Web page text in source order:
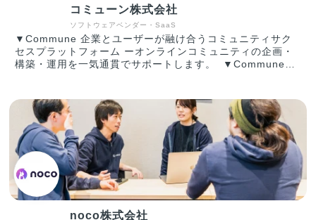
企業を創る ◆Values バクソク / ハイスタ / プロイズ
ム / カイゼン / ワンチーム ＊コーポレートサイト：
https://jinjer.co.jp/
薬、製造、卸、商社等様々な企業への導入が進んできており
ます。 【受賞歴】 ・2019年11月に、シードで3000万円の
資金調達を実施。 ・2021年7月に、プレシリーズAで1.5億
円の資金調達を実施。 ・2021年12月に、INTORO
SHOWCASE「若手キャピタリストが選ぶ次世代スタートア
ップ」に選出 ・グロービスアクセラレーター「G-
ー100」の2021年版掲載🦄
コミューン株式会社
ソフトウェアベンダー・SaaS
▼Commune 企業とユーザーが融け合うコミュニティサク
セスプラットフォーム ーオンラインコミュニティの企画・
構築・運用を一気通貫でサポートします。 ▼Commune
どの垣根を超え、社内/パートナーコミュニケーションを変
革します。 ▼SuccessHub 顧客の見える化と効率的な支援
活動を実現するカスタマーサクセスマネジメントツール ー
お客様の利用状況や健康状態を一元管理し、状況にあわせた
個別最適なアクションを実行します。
noco株式会社